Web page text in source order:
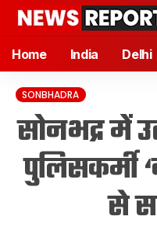
Home India Delhi
SONBHADRA
सोनभद्र में
पुलिसकर्मी
से